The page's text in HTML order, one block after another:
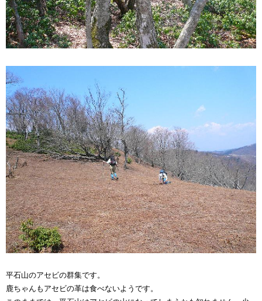
平石山のアセビの群集です。
鹿ちゃんもアセビの革は食べないようです。